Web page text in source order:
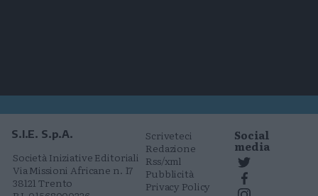
S.I.E. S.p.A.
Società Iniziative Editoriali
Via Missioni Africane n. 17
38121 Trento
Scriveteci
Redazione
Rss/xml
Pubblicità
Privacy Policy
Social
media